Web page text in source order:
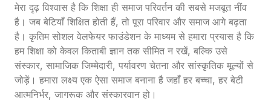
मेरा दृढ़ विश्वास है कि शिक्षा ही समाज परिवर्तन की सबसे मजबूत नींव
है। जब बेटियाँ शिक्षित होती हैं, तो पूरा परिवार और समाज आगे बढ़ता
है। कृतिम सोशल वेलफेयर फाउंडेशन के माध्यम से हमारा प्रयास है कि
हम शिक्षा को केवल किताबी ज्ञान तक सीमित न रखें, बल्कि उसे
संस्कार, सामाजिक जिम्मेदारी, पर्यावरण चेतना और सांस्कृतिक मूल्यों से
जोड़ें। हमारा लक्ष्य एक ऐसा समाज बनाना है जहाँ हर बच्चा, हर बेटी
आत्मनिर्भर, जागरूक और संस्कारवान हो।